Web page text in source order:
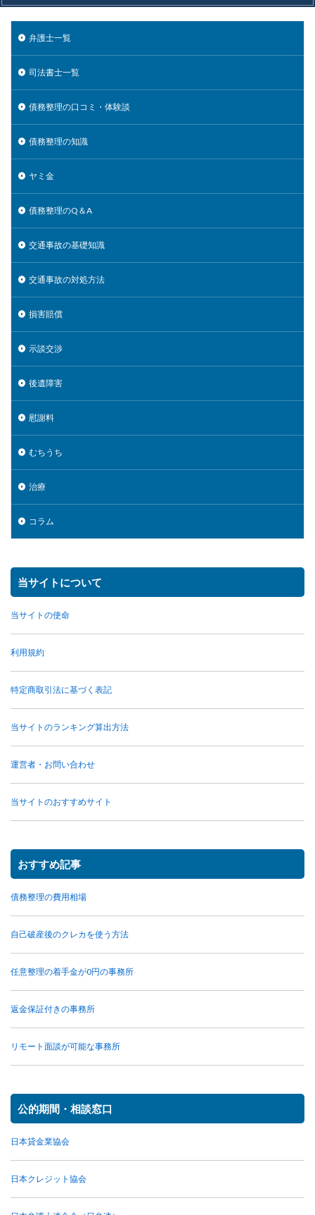
弁護士一覧
司法書士一覧
債務整理の口コミ・体験談
債務整理の知識
ヤミ金
債務整理のQ＆A
交通事故の基礎知識
交通事故の対処方法
損害賠償
示談交渉
後遺障害
慰謝料
むちうち
治療
コラム
当サイトについて
当サイトの使命
利用規約
特定商取引法に基づく表記
当サイトのランキング算出方法
運営者・お問い合わせ
当サイトのおすすめサイト
おすすめ記事
債務整理の費用相場
自己破産後のクレカを使う方法
任意整理の着手金が0円の事務所
返金保証付きの事務所
リモート面談が可能な事務所
公的期間・相談窓口
日本貸金業協会
日本クレジット協会